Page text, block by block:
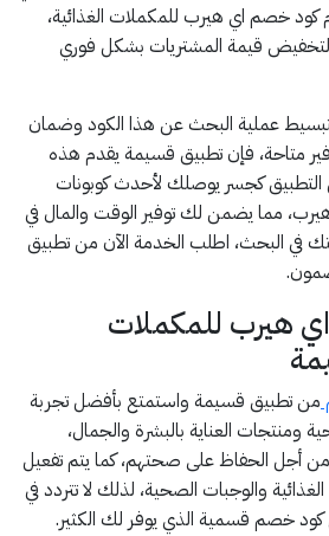
كود خصم اي هيرب للمكملات الغذائية،
قيمة المشتريات بشكل فوري
عملية البحث عن هذا الكود وضمان
متاحة، فإن تطبيق قسيمة يقدم هذه
التطبيق كجسر يوصلك لأحدث كوبونات
مما يضمن لك توفير الوقت والمال في
في البحث، اطلب الخدمة الآن من تطبيق
هيرب للمكملات
من تطبيق قسيمة واستمتع بأفضل تجربة
ومنتجات العناية بالبشرة والجمال،
من أجل الحفاظ على صحتهم، كما يتم تفعيل
والوجبات الصحية، لذلك لا تتردد في
خصم قسمية الذي يوفر لك الكثير.